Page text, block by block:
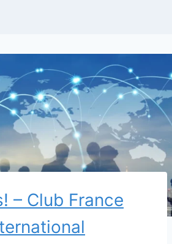
– Club France